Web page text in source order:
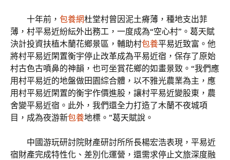
十年前， 包養網杜堂村曾因泥土瘠薄，種地支出菲
薄，村平易近紛紜外出務工，一度成為“空心村”。葛天賦
決計投資扶植木蘭花鄉景區，輔助村包養平易近致富。他
將村平易近閑置衡宇停止改革成為平易近宿，保存了原始
村古色古噴鼻的神韻，也可坐賞花鄉的如畫景致。“我們應
用村平易近的地盤做田園綜合體，以不雅光農業為主，應
用村平易近閑置的衡宇作價進股，讓村平易近變股東，農
舍變平易近宿。此外，我們還全力打造了木蘭不夜城項
目，成為夜游新包養地標。”葛天賦說。
中國游玩研討院財產研討所所長楊宏浩表現，平易近
宿財產完成特性化、差別化運營，還需求停止文旅深度融